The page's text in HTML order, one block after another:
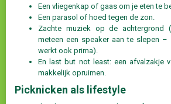
Een vliegenkap of gaas om je eten te
Een parasol of hoed tegen de zon.
Zachte muziek op de achtergrond
meteen een speaker aan te slepen –
werkt ook prima).
En last but not least: een afvalzakje
makkelijk opruimen.
Picknicken als lifestyle